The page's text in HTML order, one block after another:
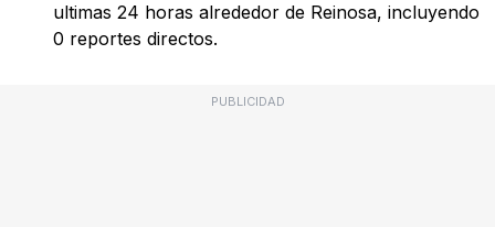
ultimas 24 horas alrededor de Reinosa, incluyendo
0 reportes directos.
PUBLICIDAD